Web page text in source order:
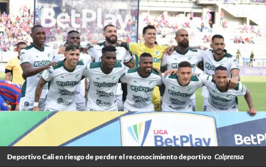
Deportivo Cali en riesgo de perder el reconocimiento deportivo Colprensa